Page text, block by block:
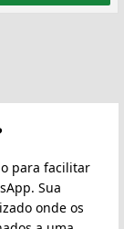
para facilitar
Sua
onde os